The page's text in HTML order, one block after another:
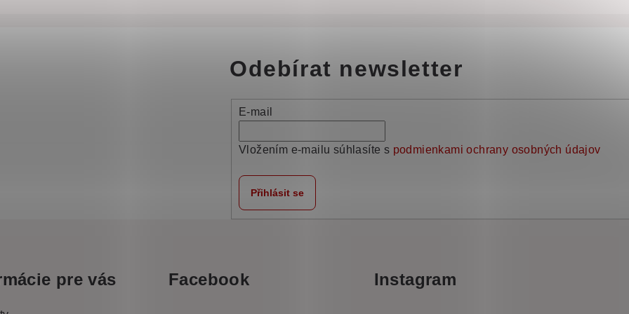
Odebírat newsletter
E-mail
Vložením e-mailu súhlasíte s podmienkami ochrany osobných údajov
Přihlásit se
pre vás Facebook Instagram